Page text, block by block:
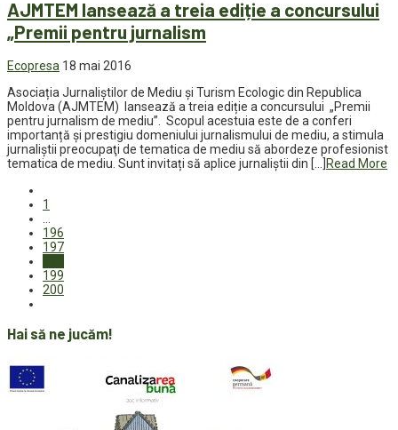
AJMTEM lansează a treia ediție a concursului
„Premii pentru jurnalism
Ecopresa 18 mai 2016
Asociația Jurnaliștilor de Mediu și Turism Ecologic din Republica
Moldova (AJMTEM) lansează a treia ediție a concursului „Premii
pentru jurnalism de mediu”. Scopul acestuia este de a conferi
importanță și prestigiu domeniului jurnalismului de mediu, a stimula
jurnaliştii preocupaţi de tematica de mediu să abordeze profesionist
tematica de mediu. Sunt invitați să aplice jurnaliștii din […]Read More
1
196
197
199
200
Hai să ne jucăm!